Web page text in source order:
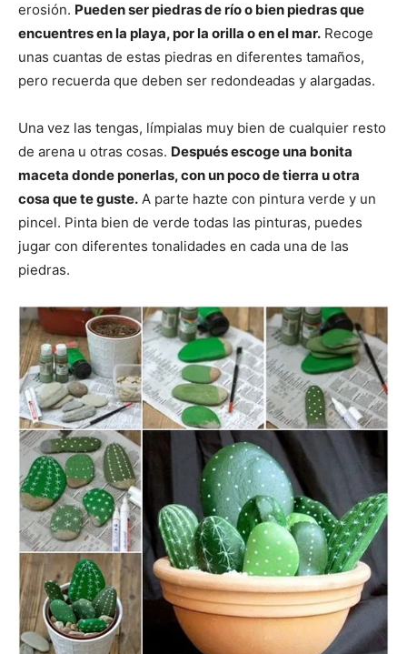
erosión. Pueden ser piedras de río o bien piedras que
encuentres en la playa, por la orilla o en el mar. Recoge
unas cuantas de estas piedras en diferentes tamaños,
pero recuerda que deben ser redondeadas y alargadas.
Una vez las tengas, límpialas muy bien de cualquier resto
de arena u otras cosas. Después escoge una bonita
maceta donde ponerlas, con un poco de tierra u otra
cosa que te guste. A parte hazte con pintura verde y un
pincel. Pinta bien de verde todas las pinturas, puedes
jugar con diferentes tonalidades en cada una de las
piedras.